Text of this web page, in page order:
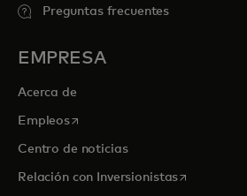
Preguntas frecuentes
EMPRESA
Acerca de
Empleosse abre en una pestaña nueva
Centro de noticias
Relación con Inversionistasse abre en